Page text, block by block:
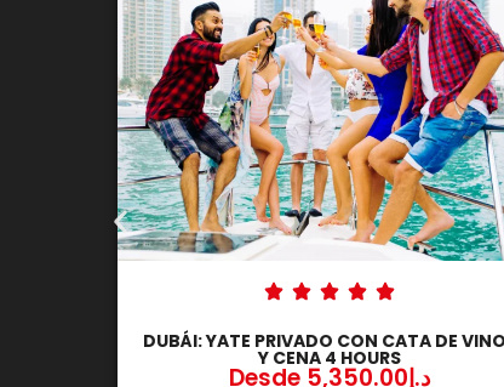
DUBÁI: YATE PRIVADO CON DJ Y CENA A
BORDO 3 HOURS
Desde د.إ9,100.00